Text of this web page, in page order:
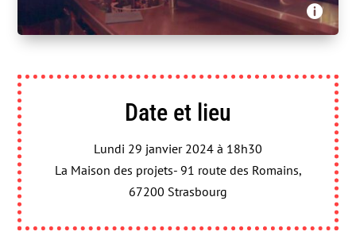
Sancho and co, ViàVosges, RTGE - Chez Narcisse 
Date et lieu
Lundi 29 janvier 2024 à 18h30
La Maison des projets- 91 route des Romains,
67200 Strasbourg